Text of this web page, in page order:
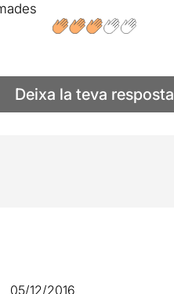
Deixa la teva resposta
05/12/2016